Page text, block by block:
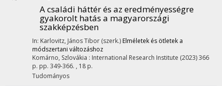
A családi háttér és az eredményességre
gyakorolt hatás a magyarországi
szakképzésben
In: Karlovitz, János Tibor (szerk.) Elméletek és ötletek a
módszertani változáshoz
Komárno, Szlovákia : International Research Institute (2023)366
p. pp. 349-366. , 18 p.
Tudományos